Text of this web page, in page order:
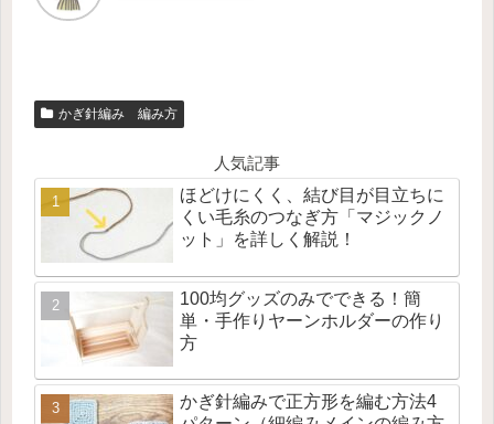
かぎ針編み 編み方
人気記事
ほどけにくく、結び目が目立ちに
くい毛糸のつなぎ方「マジックノ
ット」を詳しく解説！
100均グッズのみでできる！簡
単・手作りヤーンホルダーの作り
方
かぎ針編みで正方形を編む方法4